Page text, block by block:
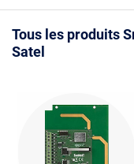
Tous les produits
Satel